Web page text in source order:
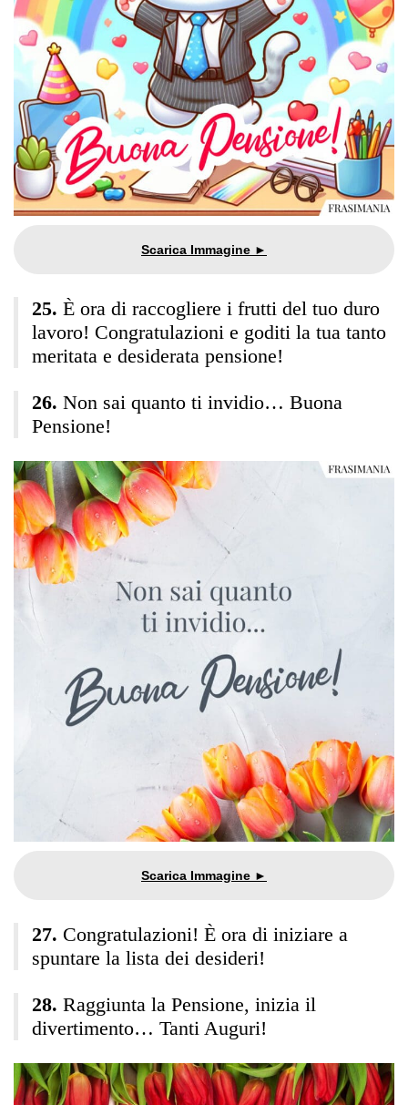
È ora di raccogliere i frutti del tuo duro
lavoro! Congratulazioni e goditi la tua tanto
meritata e desiderata pensione!
Non sai quanto ti invidio… Buona
Pensione!
Congratulazioni! È ora di iniziare a
spuntare la lista dei desideri!
Raggiunta la Pensione, inizia il
divertimento… Tanti Auguri!